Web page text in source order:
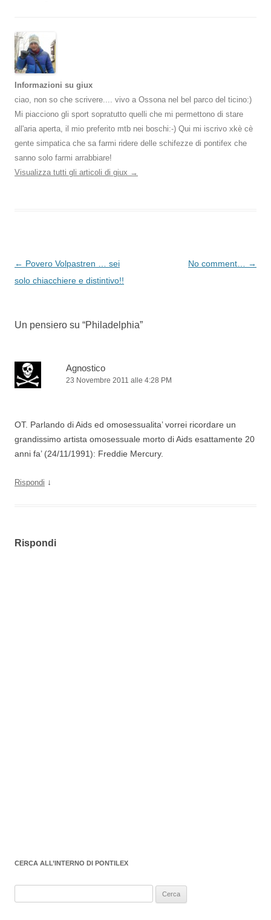
Informazioni su giux
ciao, non so che scrivere.... vivo a Ossona nel bel parco del ticino:)
Mi piacciono gli sport sopratutto quelli che mi permettono di stare
all'aria aperta, il mio preferito mtb nei boschi:-) Qui mi iscrivo xkè cè
gente simpatica che sa farmi ridere delle schifezze di pontifex che
sanno solo farmi arrabbiare!
Visualizza tutti gli articoli di giux →
Navigazione
articolo
← Povero Volpastren … sei
solo chiacchiere e distintivo!!
No comment… →
Un pensiero su “Philadelphia”
Agnostico
23 Novembre 2011 alle 4:28 PM
OT. Parlando di Aids ed omosessualita’ vorrei ricordare un
grandissimo artista omosessuale morto di Aids esattamente 20
anni fa’ (24/11/1991): Freddie Mercury.
Rispondi ↓
Rispondi
CERCA ALL’INTERNO DI PONTILEX